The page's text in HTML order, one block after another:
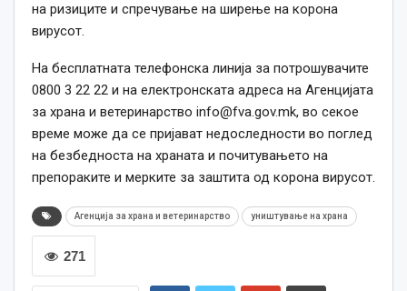
на ризиците и спречување на ширење на корона
вирусот.
На бесплатната телефонска линија за потрошувачите
0800 3 22 22 и на електронската адреса на Агенцијата
за храна и ветеринарство info@fva.gov.mk, во секое
време може да се пријават недоследности во поглед
на безбедноста на храната и почитувањето на
препораките и мерките за заштита од корона вирусот.
Агенција за храна и ветеринарство уништување на храна
271